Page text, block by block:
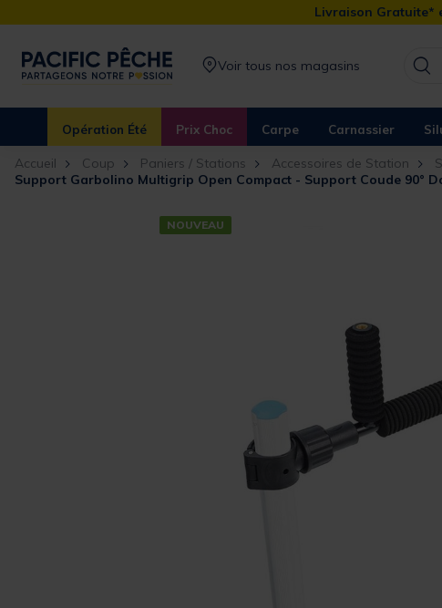
Livraison Gratuite*
Voir tous nos magasins
Opération Été Prix Choc Carpe Carnassier
Accueil Coup Paniers / Stations Accessoires de Station
Support Garbolino Multigrip Open Compact - Support Coude 90°
NOUVEAU